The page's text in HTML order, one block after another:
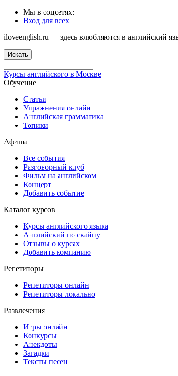
Мы в соцсетях:
Вход для всех
iloveenglish.ru — здесь влюбляются в английский
Искать
Курсы английского в Москве
Обучение
Статьи
Упражнения онлайн
Английская грамматика
Топики
Афиша
Все события
Разговорный клуб
Фильм на английском
Концерт
Добавить событие
Каталог курсов
Курсы английского языка
Английский по скайпу
Отзывы о курсах
Добавить компанию
Репетиторы
Репетиторы онлайн
Репетиторы локально
Развлечения
Игры онлайн
Конкурсы
Анекдоты
Загадки
Тексты песен